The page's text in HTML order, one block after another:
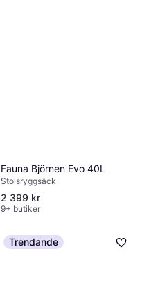
Fauna Björnen Evo 40L
Stolsryggsäck
2 399 kr
9+ butiker
Trendande